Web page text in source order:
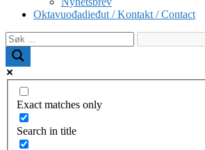
Oktavuođadieđut / Kontakt / Contact
Exact matches only
Search in title